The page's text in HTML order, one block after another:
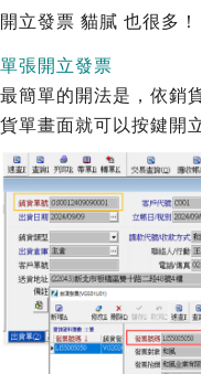
開立發票 貓膩 也很多！
單張開立發票
最簡單的開法是，依銷
貨單畫面就可以按鍵開